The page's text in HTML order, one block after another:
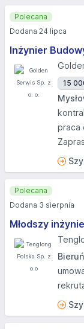
Inżynier
15
praca
Polecana
Dodana 24 lipca
Młodszy
Polecana
Dodana 3 sierpnia